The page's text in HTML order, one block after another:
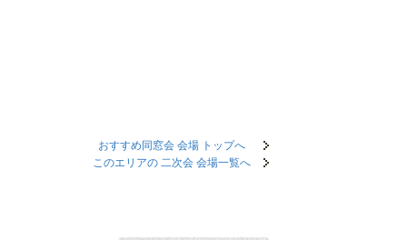
おすすめ同窓会 会場 トップへ
このエリアの 二次会 会場一覧へ